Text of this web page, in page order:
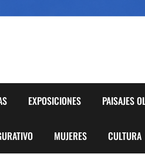
EXPOSICIONES PAISAJES
MUJERES CULTURA